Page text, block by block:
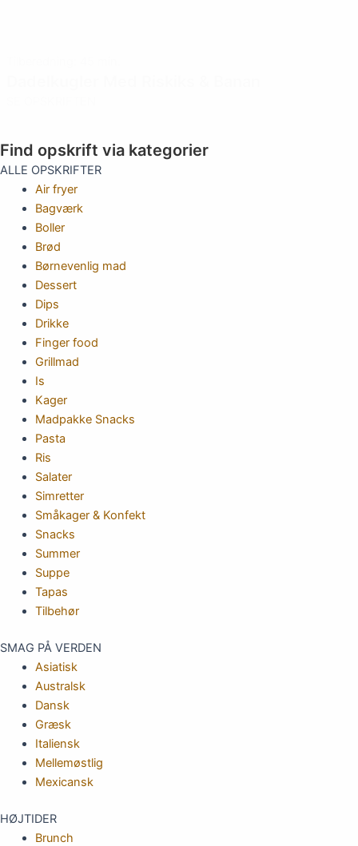
Find opskrift via kategorier
ALLE OPSKRIFTER
Air fryer
Bagværk
Boller
Brød
Børnevenlig mad
Dessert
Dips
Drikke
Finger food
Grillmad
Is
Kager
Madpakke Snacks
Pasta
Ris
Salater
Simretter
Småkager & Konfekt
Snacks
Summer
Suppe
Tapas
Tilbehør
SMAG PÅ VERDEN
Asiatisk
Australsk
Dansk
Græsk
Italiensk
Mellemøstlig
Mexicansk
HØJTIDER
Brunch